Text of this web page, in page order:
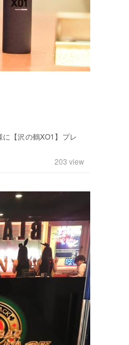
【沢の鶴XO1】プレ
203 view